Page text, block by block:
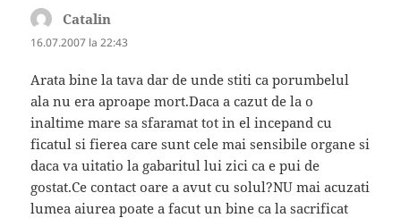
Catalin
16.07.2007 la 22:43
Arata bine la tava dar de unde stiti ca porumbelul
ala nu era aproape mort.Daca a cazut de la o
inaltime mare sa sfaramat tot in el incepand cu
ficatul si fierea care sunt cele mai sensibile organe si
daca va uitatio la gabaritul lui zici ca e pui de
gostat.Ce contact oare a avut cu solul?NU mai acuzati
lumea aiurea poate a facut un bine ca la sacrificat